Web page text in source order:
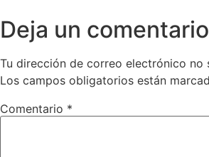
Deja un comentario
Tu dirección de correo electrónico no
Los campos obligatorios están
Comentario *